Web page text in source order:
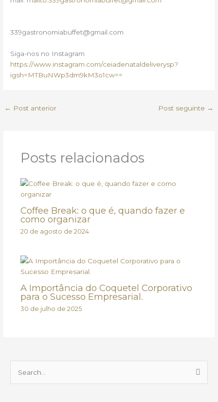
339gastronomiabuffet@gmail.com
Siga-nos no Instagram
https://www.instagram.com/ceiadenataldeliverysp?
igsh=MTBuNWp3dm9kM3o1cw==
← Post anterior Post seguinte →
Posts relacionados
Coffee Break: o que é, quando fazer e
como organizar
20 de agosto de 2024
A Importância do Coquetel Corporativo
para o Sucesso Empresarial.
30 de julho de 2025